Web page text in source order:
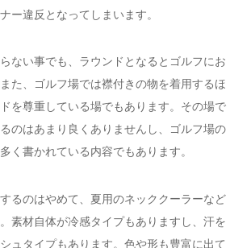
ー違反となってしまいます。
ない事でも、ラウンドとなるとゴルフにお
た、ゴルフ場では襟付きの物を着用するほ
を尊重している場でもあります。その場で
のはあまり良くありませんし、ゴルフ場の
く書かれている内容でもあります。
るのはやめて、夏用のネッククーラーなど
素材自体が冷感タイプもありますし、汗を
ュタイプもあります。色や形も豊富に出て